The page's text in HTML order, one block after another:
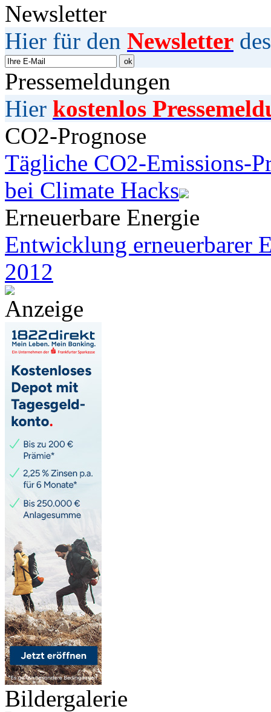
Newsletter
Hier für den Newsletter
Pressemeldungen
Hier kostenlos
CO2-Prognose
Tägliche CO2-Emissions-
bei Climate Hacks
Erneuerbare Energie
Entwicklung erneuerbarer
2012
Anzeige
Bildergalerie